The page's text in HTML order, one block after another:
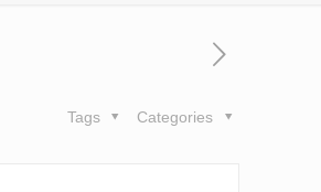
Categories
Tags